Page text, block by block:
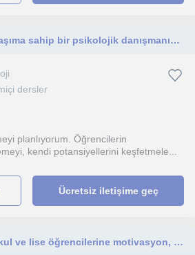
Öğrenci merkezli yaklaşıma sahip bir psikolojik danışmanım. LGS ve YKS dönemi öğrencilerine hitap ediyorum.
dersler
planlıyorum. Öğrencilerin
kendi potansiyellerini keşfetmele...
Ücretsiz iletişime geç
Psikolog olarak ortaokul ve lise öğrencilerine motivasyon, verimli ders çalışma ve sınav kaygısı konularında bireysel destek sağlı